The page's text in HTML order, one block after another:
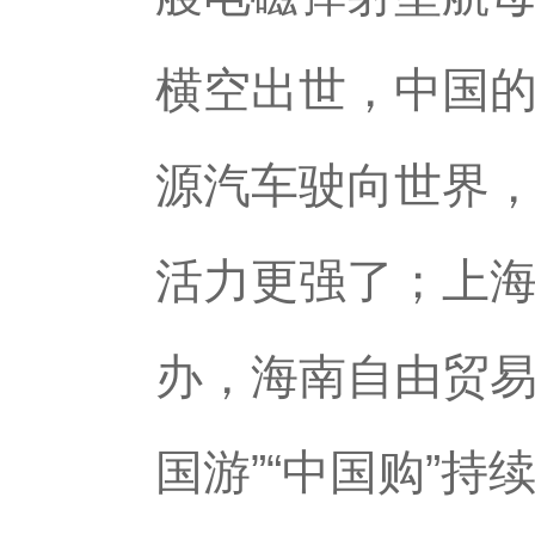
横空出世，中国
源汽车驶向世界
活力更强了；上
办，海南自由贸
国游”“中国购”持